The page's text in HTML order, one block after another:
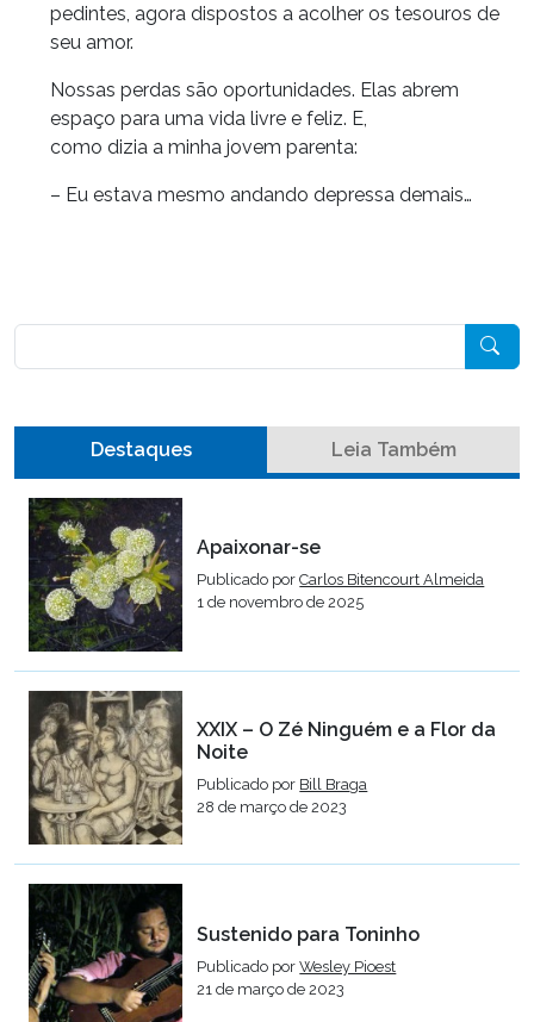
pedintes, agora dispostos a acolher os tesouros de
seu amor.
Nossas perdas são oportunidades. Elas abrem
espaço para uma vida livre e feliz. E,
como dizia a minha jovem parenta:
– Eu estava mesmo andando depressa demais…
Destaques Leia Também
Apaixonar-se
Publicado porCarlos Bitencourt Almeida
1 de novembro de 2025
XXIX – O Zé Ninguém e a Flor da
Noite
Publicado por Bill Braga
28 de março de 2023
Sustenido para Toninho
Publicado porWesley Pioest
21 de março de 2023